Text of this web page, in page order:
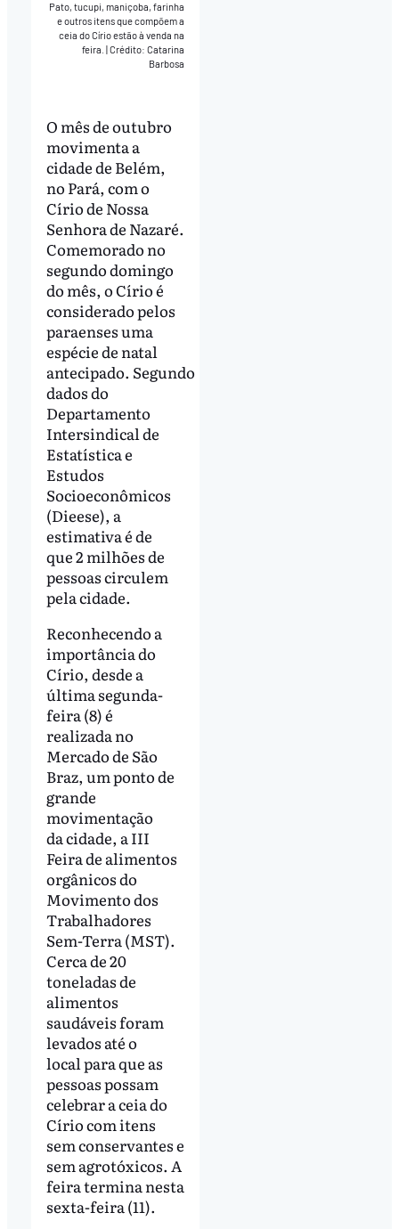
Pato, tucupi, maniçoba, farinha
e outros itens que compõem a
ceia do Círio estão à venda na
feira.|Crédito: Catarina
Barbosa
O mês de outubro
movimenta a
cidade de Belém,
no Pará, com o
Círio de Nossa
Senhora de Nazaré.
Comemorado no
segundo domingo
do mês, o Círio é
considerado pelos
paraenses uma
espécie de natal
antecipado. Segundo
dados do
Departamento
Intersindical de
Estatística e
Estudos
Socioeconômicos
(Dieese), a
estimativa é de
que 2 milhões de
pessoas circulem
pela cidade.
Reconhecendo a
importância do
Círio, desde a
última segunda-
feira (8) é
realizada no
Mercado de São
Braz, um ponto de
grande
movimentação
da cidade, a III
Feira de alimentos
orgânicos do
Movimento dos
Trabalhadores
Sem-Terra (MST).
Cerca de 20
toneladas de
alimentos
saudáveis foram
levados até o
local para que as
pessoas possam
celebrar a ceia do
Círio com itens
sem conservantes e
sem agrotóxicos. A
feira termina nesta
sexta-feira (11).